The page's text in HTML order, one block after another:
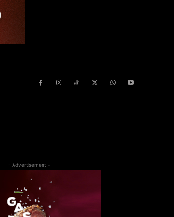
- Advertisement -